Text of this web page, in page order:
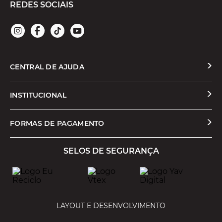
REDES SOCIAIS
CENTRAL DE AJUDA
Solicitar Troca ou Devolução
Formas de Pagamento
Cashback
INSTITUCIONAL
Quem Somos
Trabalhe Conosco
Política de Privacidade
FORMAS DE PAGAMENTO
SELOS DE SEGURANÇA
LAYOUT E DESENVOLVIMENTO